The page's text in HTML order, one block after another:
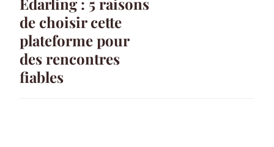
de choisir cette
plateforme pour
des rencontres
fiables